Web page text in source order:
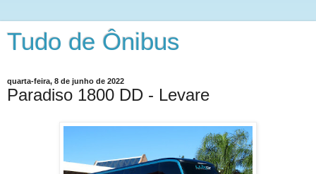
Tudo de Ônibus
quarta-feira, 8 de junho de 2022
Paradiso 1800 DD - Levare